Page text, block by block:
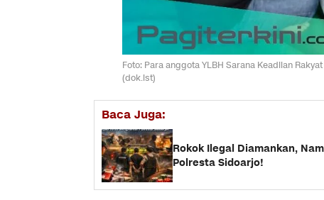
Foto: Para anggota YLBH Sarana Keadilan
(dok.ist)
Baca Juga:
Rokok Ilegal Diamankan,
Polresta Sidoarjo!